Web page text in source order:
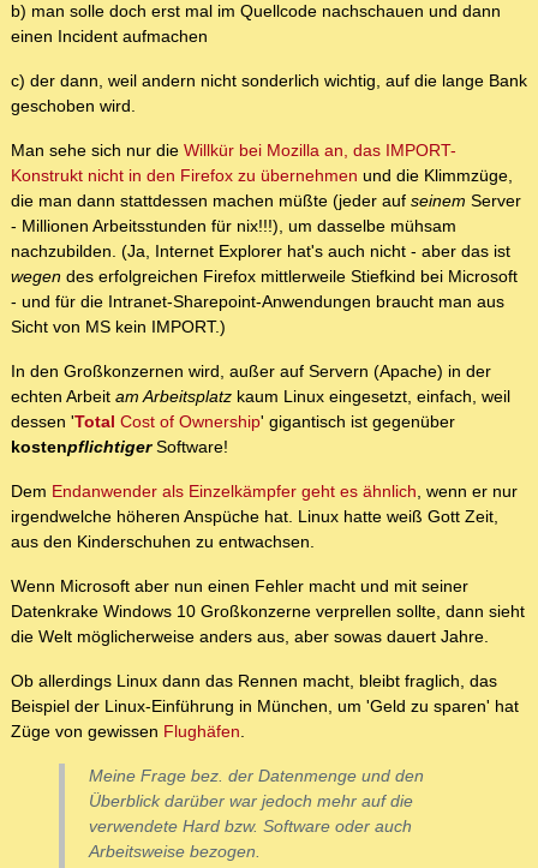
b) man solle doch erst mal im Quellcode nachschauen und dann
einen Incident aufmachen
c) der dann, weil andern nicht sonderlich wichtig, auf die lange Bank
geschoben wird.
Man sehe sich nur die Willkür bei Mozilla an, das IMPORT-
Konstrukt nicht in den Firefox zu übernehmen und die Klimmzüge,
die man dann stattdessen machen müßte (jeder auf seinem Server
- Millionen Arbeitsstunden für nix!!!), um dasselbe mühsam
nachzubilden. (Ja, Internet Explorer hat's auch nicht - aber das ist
wegen des erfolgreichen Firefox mittlerweile Stiefkind bei Microsoft
- und für die Intranet-Sharepoint-Anwendungen braucht man aus
Sicht von MS kein IMPORT.)
In den Großkonzernen wird, außer auf Servern (Apache) in der
echten Arbeit am Arbeitsplatz kaum Linux eingesetzt, einfach, weil
dessen 'Total Cost of Ownership' gigantisch ist gegenüber
kostenpflichtigerSoftware!
Dem Endanwender als Einzelkämpfer geht es ähnlich, wenn er nur
irgendwelche höheren Anspüche hat. Linux hatte weiß Gott Zeit,
aus den Kinderschuhen zu entwachsen.
Wenn Microsoft aber nun einen Fehler macht und mit seiner
Datenkrake Windows 10 Großkonzerne verprellen sollte, dann sieht
die Welt möglicherweise anders aus, aber sowas dauert Jahre.
Ob allerdings Linux dann das Rennen macht, bleibt fraglich, das
Beispiel der Linux-Einführung in München, um 'Geld zu sparen' hat
Züge von gewissen Flughäfen.
Meine Frage bez. der Datenmenge und den
Überblick darüber war jedoch mehr auf die
verwendete Hard bzw. Software oder auch
Arbeitsweise bezogen.